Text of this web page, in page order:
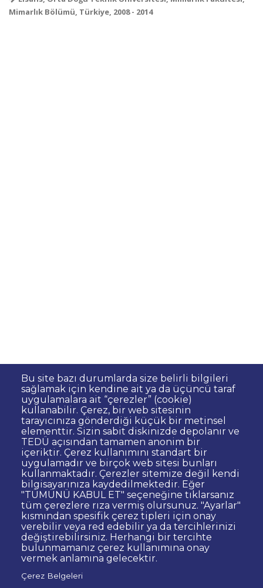
Bu site bazı durumlarda size belirli bilgileri
sağlamak için kendine ait ya da üçüncü taraf
uygulamalara ait “çerezler” (cookie)
kullanabilir. Çerez, bir web sitesinin
tarayıcınıza gönderdiği küçük bir metinsel
elementtir. Sizin sabit diskinizde depolanır ve
TEDÜ açısından tamamen anonim bir
içeriktir. Çerez kullanımını standart bir
uygulamadır ve birçok web sitesi bunları
kullanmaktadır. Çerezler sitemize değil kendi
bilgisayarınıza kaydedilmektedir. Eğer
"TÜMÜNÜ KABUL ET" seçeneğine tıklarsanız
tüm çerezlere rıza vermiş olursunuz. "Ayarlar"
kısmından spesifik çerez tipleri için onay
verebilir veya red edebilir ya da tercihlerinizi
değiştirebilirsiniz. Herhangi bir tercihte
bulunmamanız çerez kullanımına onay
vermek anlamına gelecektir.
Çerez Belgeleri
Dipnot
Sıkça Sorulan Sorular
Kişisel Verilerin Korunması
Gizlilik Politikası
Sorumluluk Reddi
Bilgi Edinme
Site Yöneticisi İletişim
İhale ve Satınalma İlanları
Açık Rıza
Kurumsal Kimlik
Web Erişilebilirlik Beyanı
© TED Üniversitesi. Ziya Gökalp Caddesi No:48 06420, Kolej
Çankaya ANKARA
ÜniversitesiÜniversitesiÜniversitesi
TED